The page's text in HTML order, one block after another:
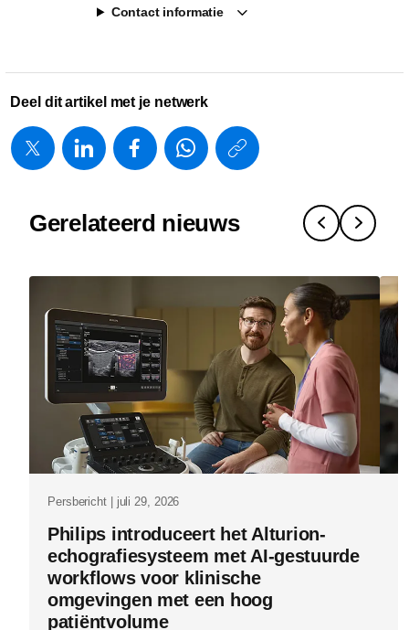
Contact informatie
Deel dit artikel met je netwerk
https://
voor-
met-
philips-
rembra-
ct.html
Gerelateerd nieuws
Persbericht | juli 29, 2026
Philips introduceert het Alturion-
echografiesysteem met AI-gestuurde
workflows voor klinische
omgevingen met een hoog
patiëntvolume